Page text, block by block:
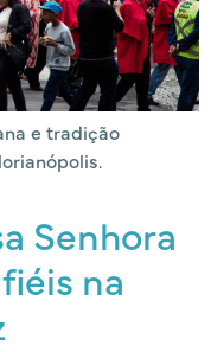
e tradição
Senhora
na